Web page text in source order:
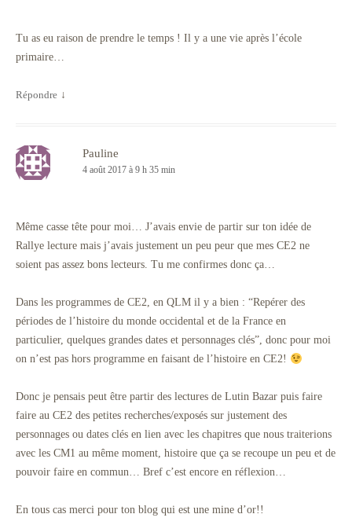
Tu as eu raison de prendre le temps ! Il y a une vie après l’école
primaire…
Répondre ↓
Pauline
4 août 2017 à 9 h 35 min
Même casse tête pour moi… J’avais envie de partir sur ton idée de
Rallye lecture mais j’avais justement un peu peur que mes CE2 ne
soient pas assez bons lecteurs. Tu me confirmes donc ça…
Dans les programmes de CE2, en QLM il y a bien : “Repérer des
périodes de l’histoire du monde occidental et de la France en
particulier, quelques grandes dates et personnages clés”, donc pour moi
on n’est pas hors programme en faisant de l’histoire en CE2!
Donc je pensais peut être partir des lectures de Lutin Bazar puis faire
faire au CE2 des petites recherches/exposés sur justement des
personnages ou dates clés en lien avec les chapitres que nous traiterions
avec les CM1 au même moment, histoire que ça se recoupe un peu et de
pouvoir faire en commun… Bref c’est encore en réflexion…
En tous cas merci pour ton blog qui est une mine d’or!!